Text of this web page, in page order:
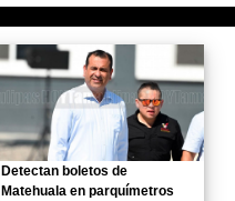
Detectan boletos de
Matehuala en parquímetros